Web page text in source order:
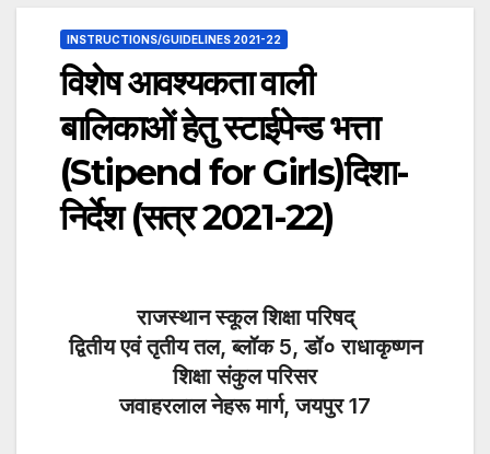
INSTRUCTIONS/GUIDELINES 2021-22
विशेष आवश्यकता वाली
बालिकाओं हेतु स्टाईपेन्ड भत्ता
(Stipend for Girls)दिशा-
निर्देश (सत्र 2021-22)
राजस्थान स्कूल शिक्षा परिषद्
द्वितीय एवं तृतीय तल, ब्लॉक 5, डॉ० राधाकृष्णन
शिक्षा संकुल परिसर
जवाहरलाल नेहरू मार्ग, जयपुर 17